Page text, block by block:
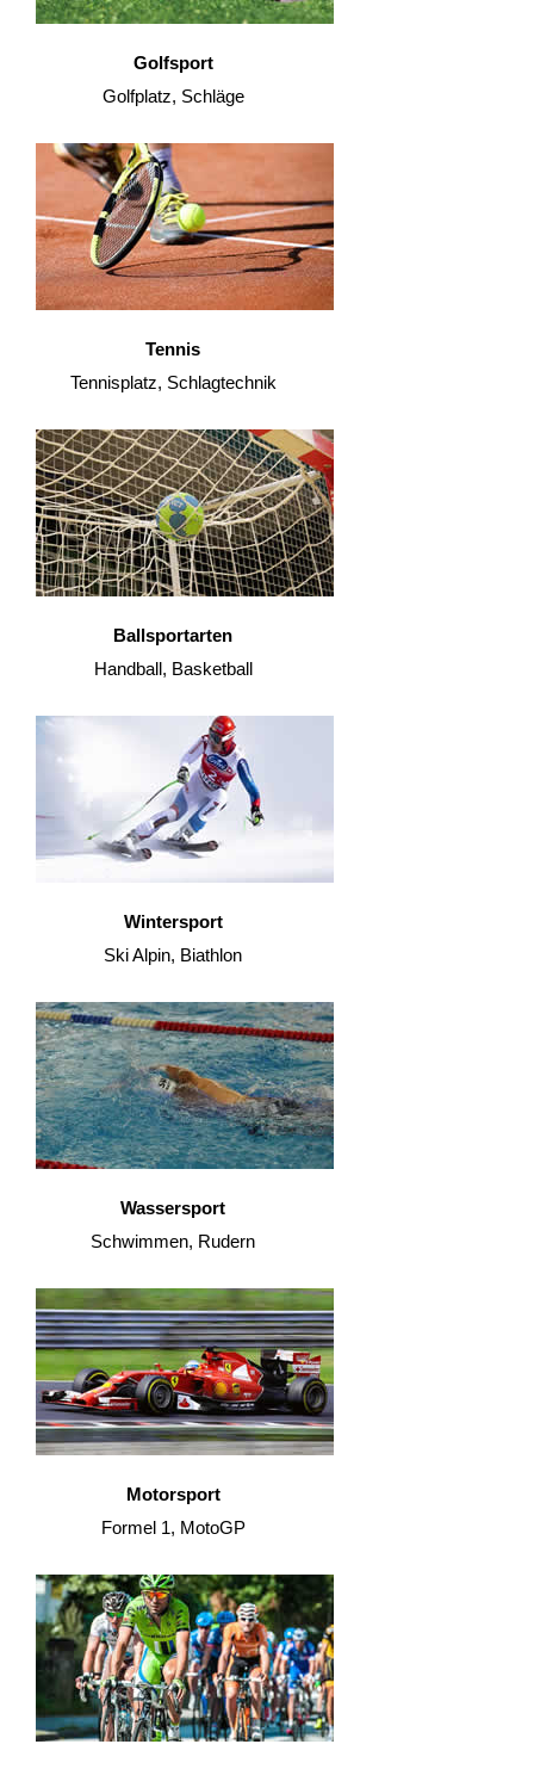
Golfsport
Golfplatz, Schläge
Tennis
Tennisplatz, Schlagtechnik
Ballsportarten
Handball, Basketball
Wintersport
Ski Alpin, Biathlon
Wassersport
Schwimmen, Rudern
Motorsport
Formel 1, MotoGP